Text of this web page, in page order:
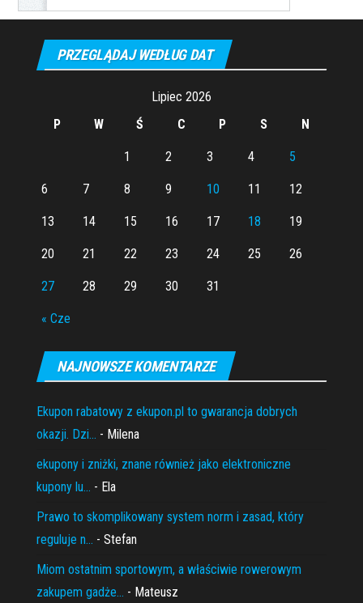
PRZEGLĄDAJ WEDŁUG DAT
Lipiec 2026
P
W Ś C P S N
« Cze
1 2 3 4 5
6 7 8 9 10 11 12
13 14 15 16 17 18 19
20 21 22 23 24 25 26
27 28 29 30 31
NAJNOWSZE KOMENTARZE
Ekupon rabatowy z ekupon.pl to gwarancja dobrych
okazji. Dzi... - Milena
ekupony i zniżki, znane również jako elektroniczne
kupony lu... - Ela
Prawo to skomplikowany system norm i zasad, który
reguluje n... - Stefan
Miom ostatnim sportowym, a właściwie rowerowym
zakupem gadże... - Mateusz